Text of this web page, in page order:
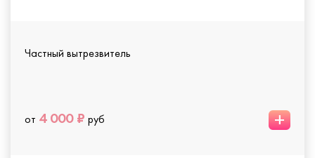
Частный вытрезвитель
от 4 000 ₽ руб +